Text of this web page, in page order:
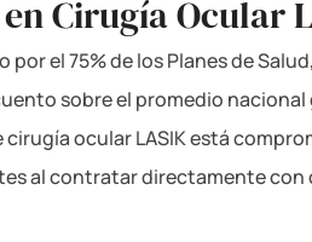
Cirugía Ocular
por el 75% de los Planes de
sobre el promedio nacional
cirugía ocular LASIK está
al contratar directamente con